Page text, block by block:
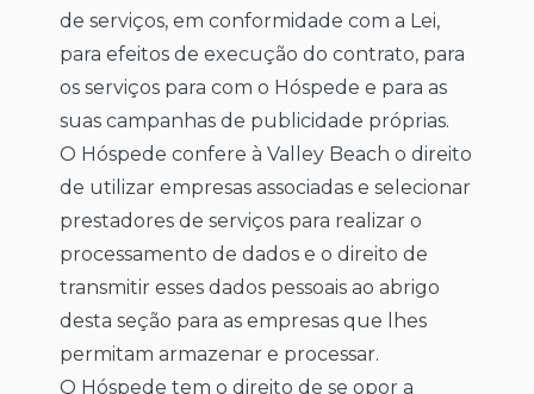
de serviços, em conformidade com a Lei,
para efeitos de execução do contrato, para
os serviços para com o Hóspede e para as
suas campanhas de publicidade próprias.
O Hóspede confere à Valley Beach o direito
de utilizar empresas associadas e selecionar
prestadores de serviços para realizar o
processamento de dados e o direito de
transmitir esses dados pessoais ao abrigo
desta seção para as empresas que lhes
permitam armazenar e processar.
O Hóspede tem o direito de se opor a